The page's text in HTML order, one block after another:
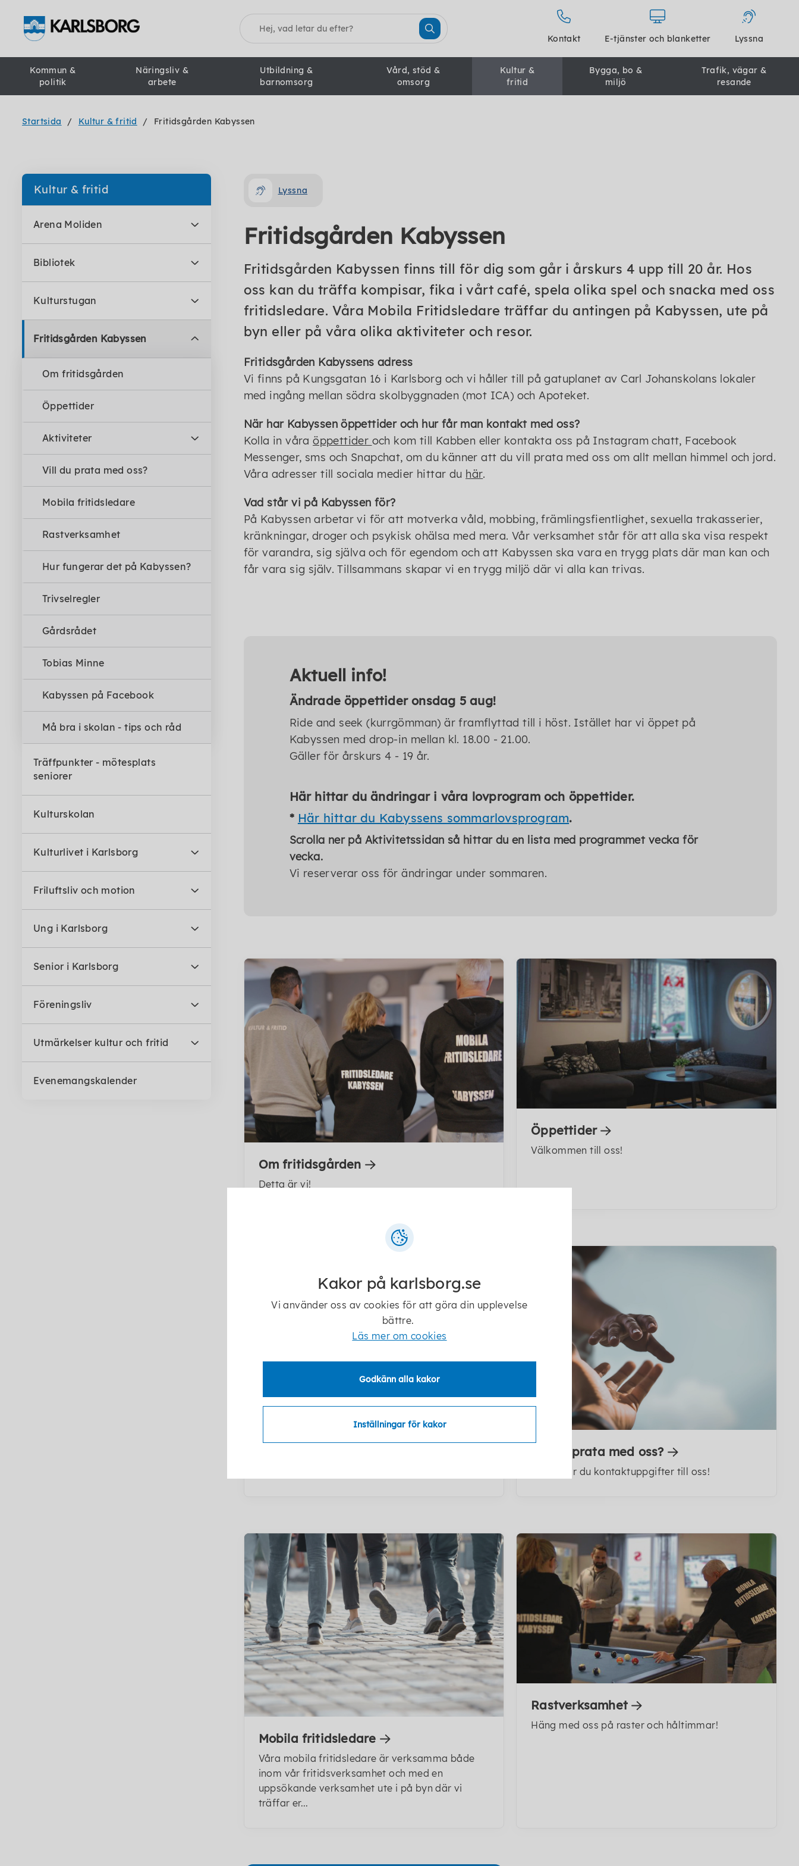
Sök
Kontakt E-tjänster och blanketter Lyssna
Kommun &
politik
Näringsliv &
arbete
Utbildning &
barnomsorg
Vård, stöd &
omsorg
Kultur &
fritid
Bygga, bo &
miljö
Trafik, vägar &
resande
Startsida Kultur & fritid Fritidsgården Kabyssen
Kultur & fritid
Arena Moliden
Bibliotek
Kulturstugan
Fritidsgården Kabyssen
Om fritidsgården
Öppettider
Aktiviteter
Vill du prata med oss?
Mobila fritidsledare
Rastverksamhet
Hur fungerar det på Kabyssen?
Trivselregler
Gårdsrådet
Tobias Minne
Kabyssen på Facebook
Må bra i skolan - tips och råd
Träffpunkter - mötesplats
seniorer
Kulturskolan
Kulturlivet i Karlsborg
Friluftsliv och motion
Ung i Karlsborg
Senior i Karlsborg
Föreningsliv
Utmärkelser kultur och fritid
Evenemangskalender
Lyssna
Fritidsgården Kabyssen
Fritidsgården Kabyssen finns till för dig som går i årskurs 4 upp till 20 år. Hos
oss kan du träffa kompisar, fika i vårt café, spela olika spel och snacka med oss
fritidsledare. Våra Mobila Fritidsledare träffar du antingen på Kabyssen, ute på
byn eller på våra olika aktiviteter och resor.
Fritidsgården Kabyssens adress
Vi finns på Kungsgatan 16 i Karlsborg och vi håller till på gatuplanet av Carl Johanskolans lokaler
med ingång mellan södra skolbyggnaden (mot ICA) och Apoteket.
När har Kabyssen öppettider och hur får man kontakt med oss?
Kolla in våraöppettider och kom till Kabben eller kontakta oss på Instagram chatt, Facebook
Messenger, sms och Snapchat, om du känner att du vill prata med oss om allt mellan himmel och jord.
Våra adresser till sociala medier hittar du här.
Vad står vi på Kabyssen för?
På Kabyssen arbetar vi för att motverka våld, mobbing, främlingsfientlighet, sexuella trakasserier,
kränkningar, droger och psykisk ohälsa med mera. Vår verksamhet står för att alla ska visa respekt
för varandra, sig själva och för egendom och att Kabyssen ska vara en trygg plats där man kan och
får vara sig själv. Tillsammans skapar vi en trygg miljö där vi alla kan trivas.
Aktuell info!
Ändrade öppettider onsdag 5 aug!
Ride and seek (kurrgömman) är framflyttad till i höst. Istället har vi öppet på
Kabyssen med drop-in mellan kl. 18.00 - 21.00.
Gäller för årskurs 4 - 19 år.
Här hittar du ändringar i våra lovprogram och öppettider.
* Här hittar du Kabyssens sommarlovsprogram.
Scrolla ner på Aktivitetssidan så hittar du en lista med programmet vecka för
vecka.
Vi reserverar oss för ändringar under sommaren.
Om fritidsgården
Detta är vi!
Öppettider
Välkommen till oss!
Aktiviteter på Kabyssen!
Vill du prata med oss?
Här hittar du kontaktuppgifter till oss!
Mobila fritidsledare
Våra mobila fritidsledare är verksamma både
inom vår fritidsverksamhet och med en
uppsökande verksamhet ute i på byn där vi
träffar er...
Rastverksamhet
Häng med oss på raster och håltimmar!
Kakor på karlsborg.se
Vi använder oss av cookies för att göra din upplevelse
bättre.
Läs mer om cookies
Godkänn alla kakor
Inställningar för kakor